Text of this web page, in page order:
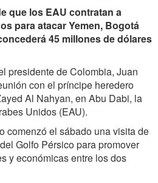
que los EAU contratan a
para atacar Yemen, Bogotá
45 millones de dólares
presidente de Colombia, Juan
con el príncipe heredero
Al Nahyan, en Abu Dabi, la
Unidos (EAU).
comenzó el sábado una visita de
Golfo Pérsico para promover
y económicas entre los dos